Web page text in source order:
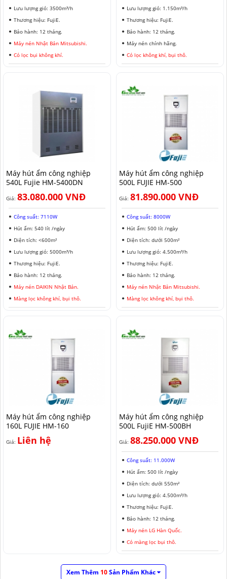
Lưu lượng gió: 3500m³/h
Thương hiệu: FujiE.
Bảo hành: 12 tháng.
Máy nén Nhật Bản Mitsubishi.
Có lọc bụi không khí.
Lưu lượng gió: 1.150m³/h
Thương hiệu: FujiE.
Bảo hành: 12 tháng.
Máy nén chính hãng.
Có lọc không khí, bụi thô.
Máy hút ẩm công nghiệp
540L Fujie HM-5400DN
Giá: 83.080.000 VNĐ
Công suất: 7110W
Hút ẩm: 540 lít /ngày
Diện tích: <600m²
Lưu lượng gió: 5000m³/h
Thương hiệu: FujiE.
Bảo hành: 12 tháng.
Máy nén DAIKIN Nhật Bản.
Màng lọc không khí, bụi thô.
Máy hút ẩm công nghiệp
500L FUJIE HM-500
Giá: 81.890.000 VNĐ
Công suất: 8000W
Hút ẩm: 500 lít /ngày
Diện tích: dưới 500m²
Lưu lượng gió: 4.500m³/h
Thương hiệu: FujiE.
Bảo hành: 12 tháng.
Máy nén Nhật Bản Mitsubishi.
Màng lọc không khí, bụi thô.
Máy hút ẩm công nghiệp
160L FUJIE HM-160
Giá: Liên hệ
Máy hút ẩm công nghiệp
500L FujiE HM-500BH
Giá: 88.250.000 VNĐ
Công suất: 11.000W
Hút ẩm: 500 lít /ngày
Diện tích: dưới 550m²
Lưu lượng gió: 4.500m³/h
Thương hiệu: FujiE.
Bảo hành: 12 tháng.
Máy nén LG Hàn Quốc.
Có màng lọc bụi thô.
Xem Thêm 10Sản Phẩm Khác